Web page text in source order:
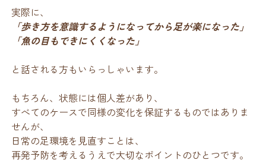
実際に、
「歩き方を意識するようになってから足が楽になった」
「魚の目もできにくくなった」
と話される方もいらっしゃいます。
もちろん、状態には個人差があり、
すべてのケースで同様の変化を保証するものではありま
せんが、
日常の足環境を見直すことは、
再発予防を考えるうえで大切なポイントのひとつです。